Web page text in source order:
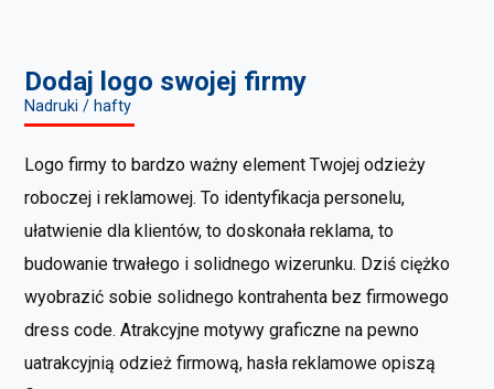
Dodaj logo swojej firmy
Nadruki / hafty
Logo firmy to bardzo ważny element Twojej odzieży
roboczej i reklamowej. To identyfikacja personelu,
ułatwienie dla klientów, to doskonała reklama, to
budowanie trwałego i solidnego wizerunku. Dziś ciężko
wyobrazić sobie solidnego kontrahenta bez firmowego
dress code. Atrakcyjne motywy graficzne na pewno
uatrakcyjnią odzież firmową, hasła reklamowe opiszą